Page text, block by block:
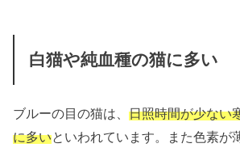
白猫や純血種の猫に多い
ブルーの目の猫は、日照時間が少ない
に多いといわれています。また色素が